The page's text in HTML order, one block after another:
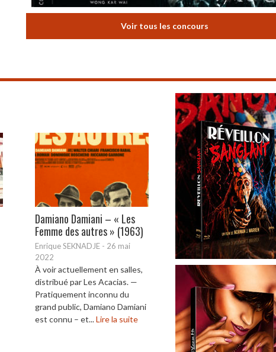
Voir tous les concours
Damiano Damiani – « Les
Femme des autres » (1963)
Enrique SEKNADJE - 26 mai
2022
À voir actuellement en salles,
distribué par Les Acacias. —
Pratiquement inconnu du
grand public, Damiano Damiani
est connu – et...Lire la suite